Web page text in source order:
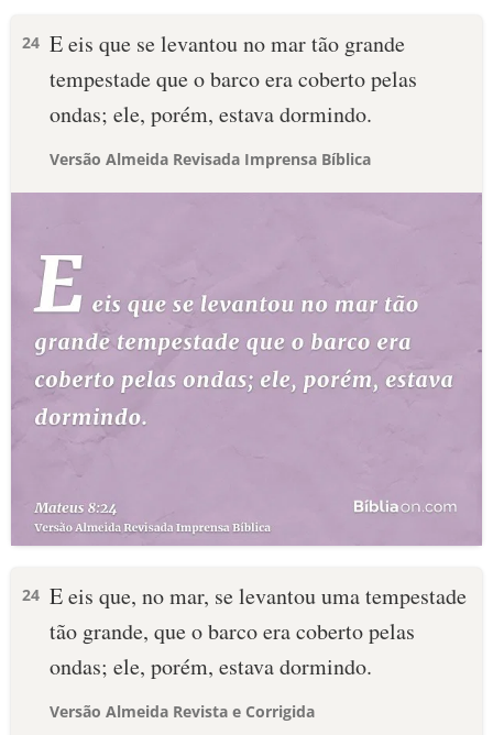
24 E eis que se levantou no mar tão grande
tempestade que o barco era coberto pelas
ondas; ele, porém, estava dormindo.
Versão Almeida Revisada Imprensa Bíblica
24 E eis que, no mar, se levantou uma tempestade
tão grande, que o barco era coberto pelas
ondas; ele, porém, estava dormindo.
Versão Almeida Revista e Corrigida